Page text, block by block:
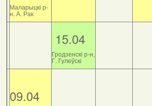
Маларыцкі р-
н. А. Рак
15.04
Гродзенскі р-н,
Г. Гулеўскі
09.04